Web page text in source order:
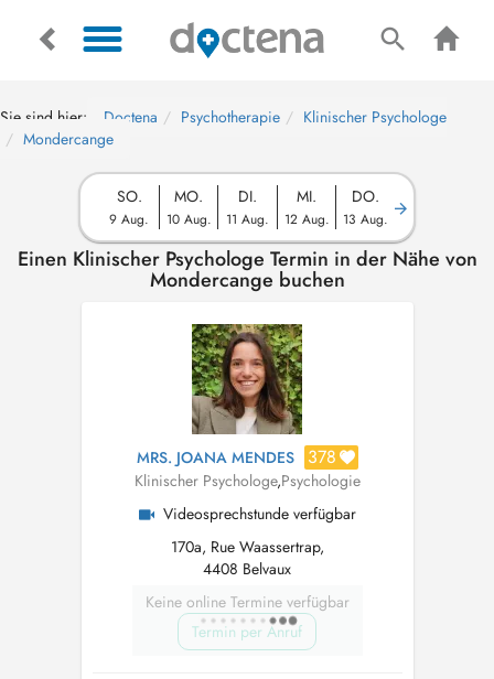
Sie sind hier: Doctena Psychotherapie
Klinischer Psychologe
Mondercange
SO.
9 Aug.
MO.
10 Aug.
DI.
11 Aug.
MI.
12 Aug.
DO.
13 Aug.
Einen Klinischer Psychologe Termin in der Nähe von
Mondercange buchen
MRS. JOANA MENDES 378
Klinischer Psychologe,Psychologie
Videosprechstunde verfügbar
170a, Rue Waassertrap,
4408 Belvaux
Keine online Termine verfügbar
Termin per Anruf